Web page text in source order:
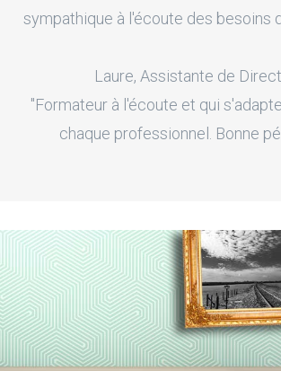
sympathique à l'écoute des besoins
Laure, Assistante de
"Formateur à l'écoute et qui
chaque professionnel. Bonne